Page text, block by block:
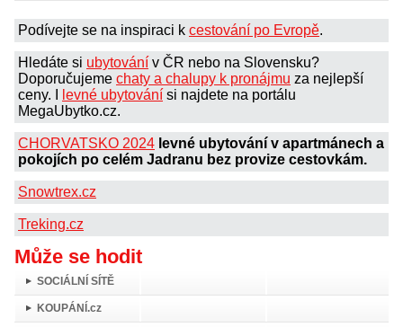
Podívejte se na inspiraci k cestování po Evropě.
Hledáte si ubytování v ČR nebo na Slovensku?
Doporučujeme chaty a chalupy k pronájmu za nejlepší
ceny. I
levné ubytování si najdete na portálu
MegaUbytko.cz.
CHORVATSKO 2024 levné ubytování v apartmánech a
pokojích po celém Jadranu bez provize cestovkám.
Snowtrex.cz
Treking.cz
Může se hodit
SOCIÁLNÍ SÍTĚ
KOUPÁNÍ.cz